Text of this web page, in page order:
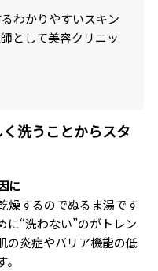
わかりやすいスキン
として美容クリニッ
く洗うことからスタ
に
燥するのでぬるま湯です
“洗わない”のがトレン
の炎症やバリア機能の低